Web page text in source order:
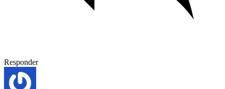
Responder